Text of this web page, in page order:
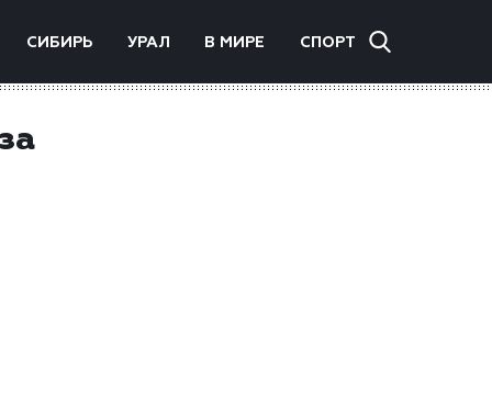
СИБИРЬ УРАЛ В МИРЕ СПОРТ